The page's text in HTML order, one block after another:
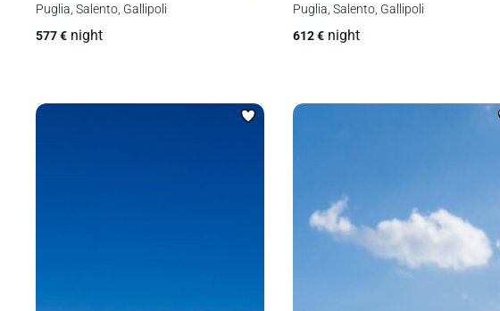
Puglia, Salento, Gallipoli
577€ night
Puglia, Salento, Gallipoli
612€ night